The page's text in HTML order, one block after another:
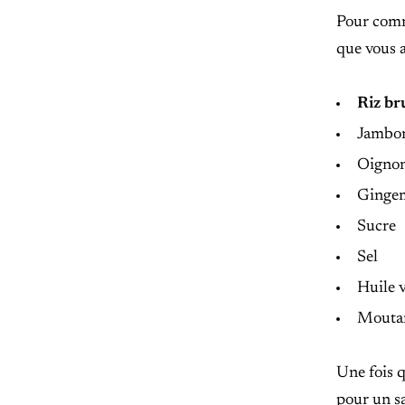
Pour
que vous
Riz
Sucre
Sel
Huile
Une fois
pour un